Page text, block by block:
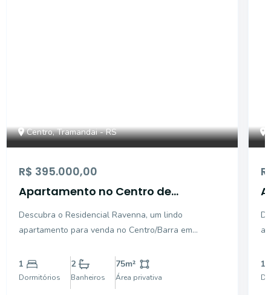
Centro, Tramandai - RS
R$ 395.000,00
Apartamento no Centro de
Descubra o Residencial Ravenna, um lindo
apartamento para venda no Centro/Barra em
imóvel oferece 1 dormitório, 1 suíte e banheiro social,
perfeito para quem busca conforto e praticidade.
Desfrute de uma sac
1
Dormitórios
2
Banheiros
75m²
Área privativa
1